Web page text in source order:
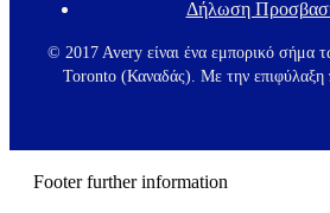
o
t
e
Δήλωση
© 2017 Avery είναι ένα εμπορικό σήμα
Toronto (Καναδάς). Με την επιφύλαξη
Footer further information